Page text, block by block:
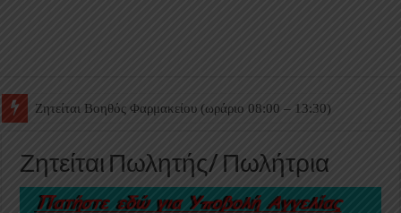
Ζητείται Βοηθός Θαλάμου
Ζητείται Πωλητής/ Πωλήτρια